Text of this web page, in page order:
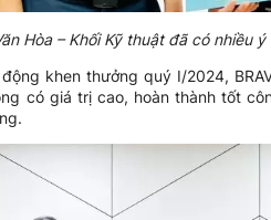
Hòa – Khối Kỹ thuật đã có nhiều
khen thưởng quý I/2024,
có giá trị cao, hoàn thành tốt